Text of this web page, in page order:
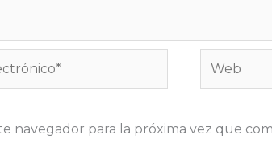
navegador para la próxima vez que